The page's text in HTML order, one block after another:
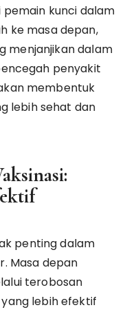
kunci dalam
ke masa depan,
menjanjikan dalam
penyakit
membentuk
lebih sehat dan
penting dalam
Masa depan
terobosan
lebih efektif